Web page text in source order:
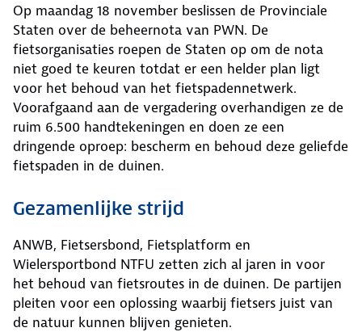
Op maandag 18 november beslissen de Provinciale
Staten over de beheernota van PWN. De
fietsorganisaties roepen de Staten op om de nota
niet goed te keuren totdat er een helder plan ligt
voor het behoud van het fietspadennetwerk.
Voorafgaand aan de vergadering overhandigen ze de
ruim 6.500 handtekeningen en doen ze een
dringende oproep: bescherm en behoud deze geliefde
fietspaden in de duinen.
Gezamenlijke strijd
ANWB, Fietsersbond, Fietsplatform en
Wielersportbond NTFU zetten zich al jaren in voor
het behoud van fietsroutes in de duinen. De partijen
pleiten voor een oplossing waarbij fietsers juist van
de natuur kunnen blijven genieten.